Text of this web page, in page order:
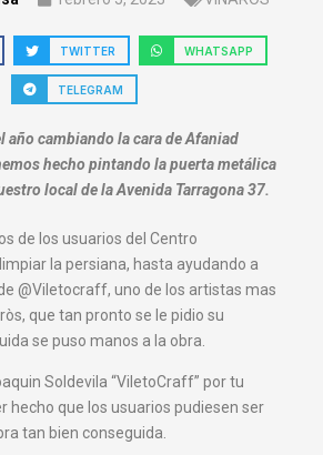
TWITTER WHATSAPP
TELEGRAM
año cambiando la cara de Afaniad
hecho pintando la puerta metálica
local de la Avenida Tarragona 37.
de los usuarios del Centro
la persiana, hasta ayudando a
@Viletocraff, uno de los artistas mas
que tan pronto se le pidio su
se puso manos a la obra.
Soldevila “ViletoCraff” por tu
hecho que los usuarios pudiesen ser
tan bien conseguida.